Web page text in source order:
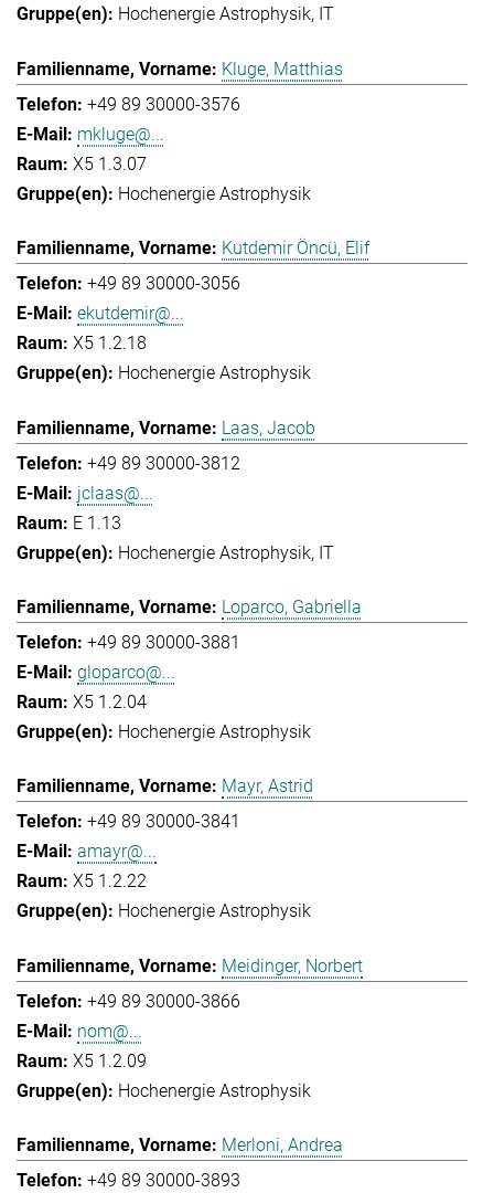
Hochenergie Astrophysik IT
Kluge, Matthias
+49 89 30000-3576
mkluge@...
X5 1.3.07
Hochenergie Astrophysik
Kutdemir Öncü, Elif
+49 89 30000-3056
ekutdemir@...
X5 1.2.18
Hochenergie Astrophysik
Laas, Jacob
+49 89 30000-3812
jclaas@...
E 1.13
Hochenergie Astrophysik IT
Loparco, Gabriella
+49 89 30000-3881
gloparco@...
X5 1.2.04
Hochenergie Astrophysik
Mayr, Astrid
+49 89 30000-3841
amayr@...
X5 1.2.22
Hochenergie Astrophysik
Meidinger, Norbert
+49 89 30000-3866
nom@...
X5 1.2.09
Hochenergie Astrophysik
Merloni, Andrea
+49 89 30000-3893